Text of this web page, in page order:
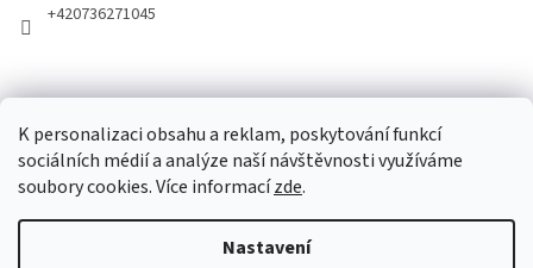
K personalizaci obsahu a reklam, poskytování funkcí
sociálních médií a analýze naší návštěvnosti využíváme
soubory cookies. Více informacízde.
Nastavení
+420736271045